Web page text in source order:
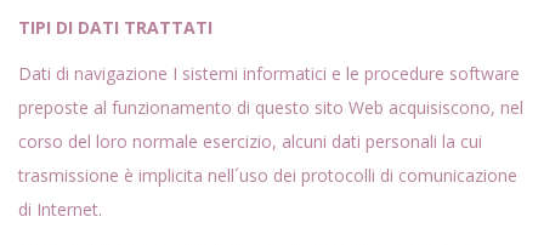
TIPI DI DATI TRATTATI
Dati di navigazione I sistemi informatici e le procedure software
preposte al funzionamento di questo sito Web acquisiscono, nel
corso del loro normale esercizio, alcuni dati personali la cui
trasmissione è implicita nell´uso dei protocolli di comunicazione
di Internet.